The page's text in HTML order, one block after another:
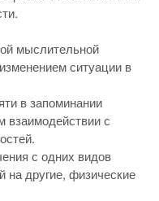
мыслительной
ситуации в
в запоминании
взаимодействии с
с одних видов
на другие, физические